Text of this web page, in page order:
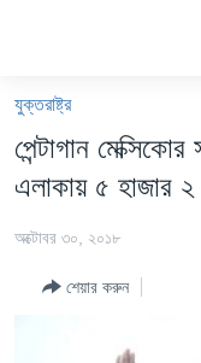
কনটেন্টে
যান।
প্রধান
যান
বাংলাদেশ
বিশ্ব
যুক্তরাষ্ট্র
পেন্টাগান
এলাকায় ৫ হাজার
অক্টোবর ৩০, ২০১৮
শেয়ার করুন